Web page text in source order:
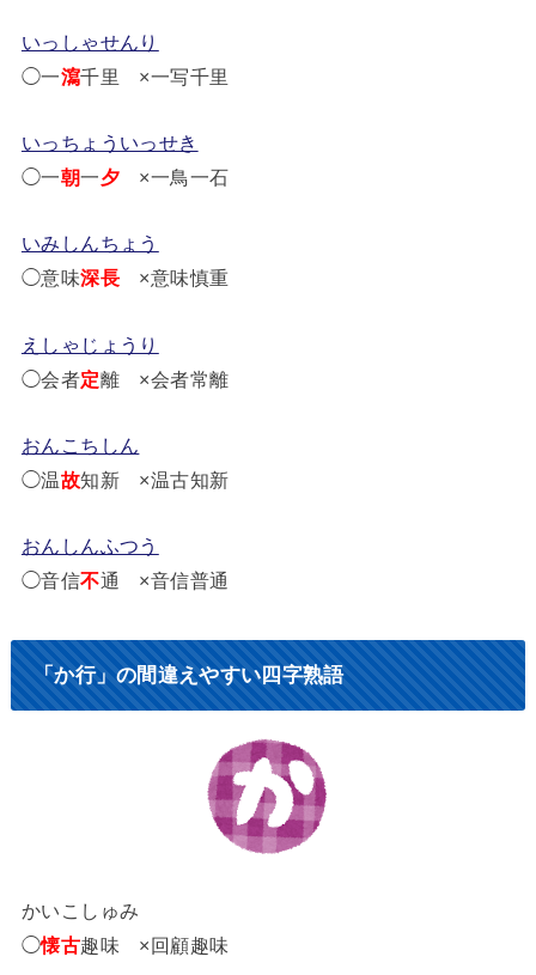
いっしゃせんり
◯一瀉千里 ×一写千里
いっちょういっせき
◯一朝一夕 ×一鳥一石
いみしんちょう
◯意味深長×意味慎重
えしゃじょうり
◯会者定離 ×会者常離
おんこちしん
◯温故知新 ×温古知新
おんしんふつう
◯音信不通 ×音信普通
「か行」の間違えやすい四字熟語
かいこしゅみ
◯懐古趣味 ×回顧趣味